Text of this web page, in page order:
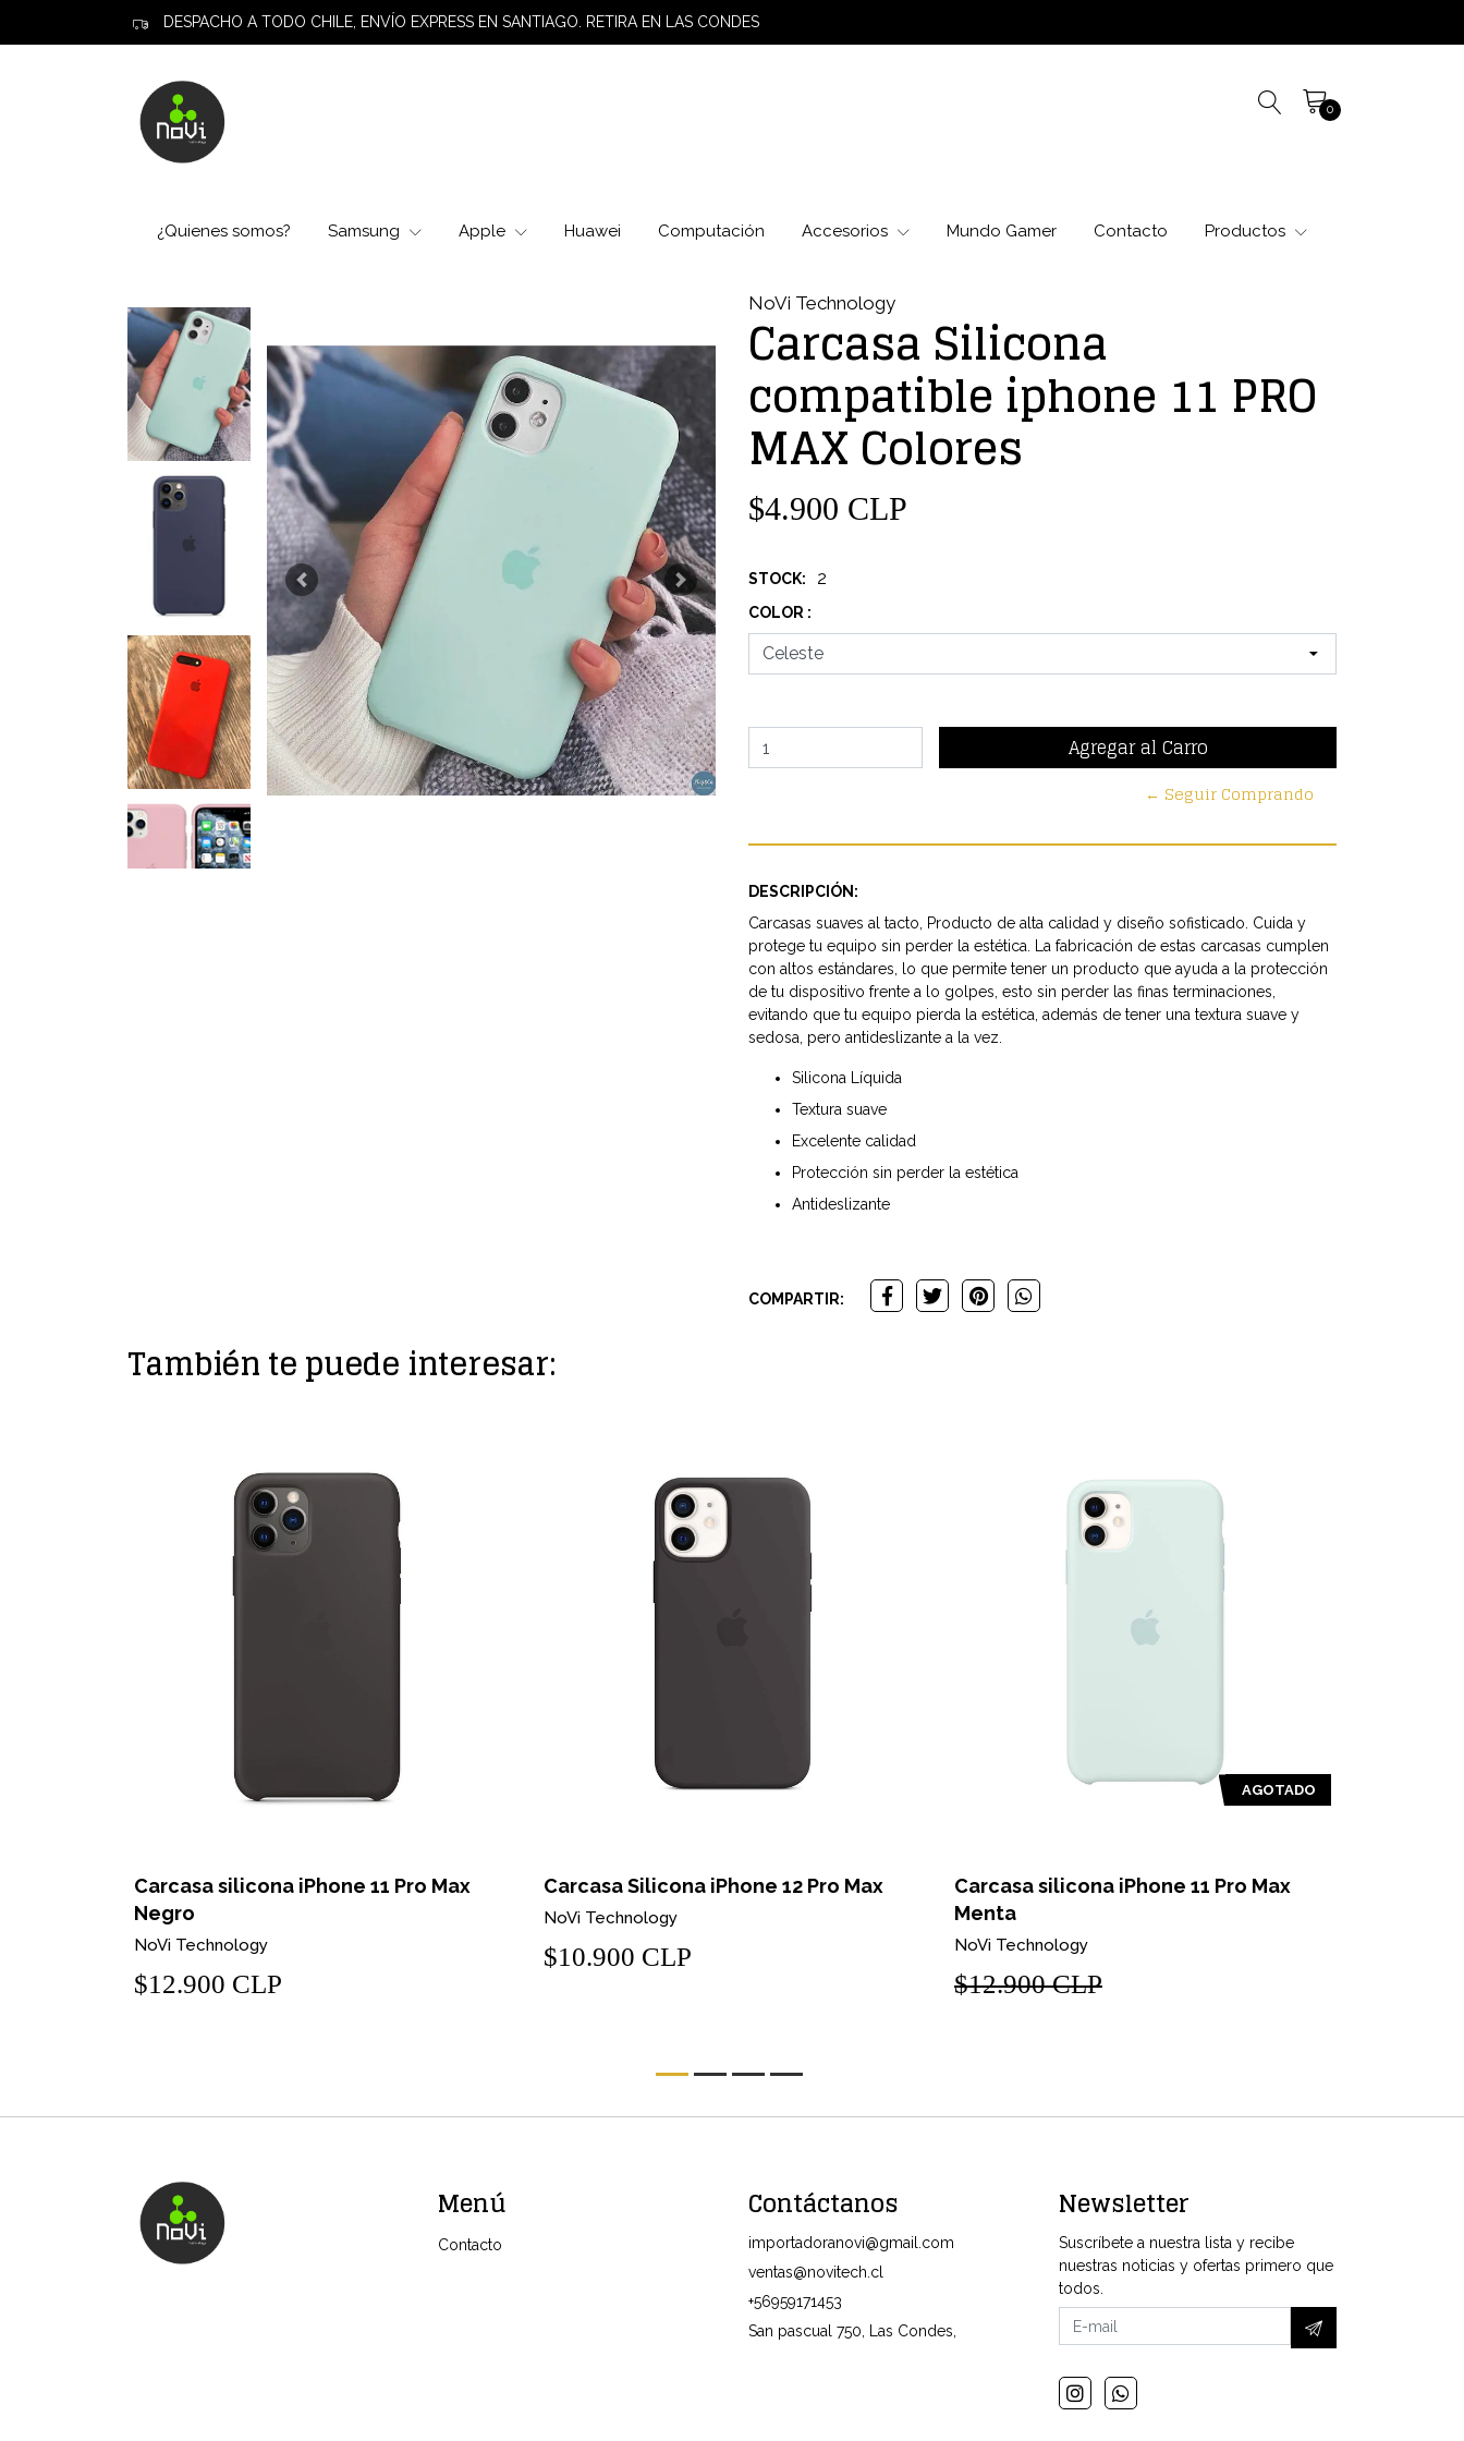
DESPACHO A TODO CHILE, ENVÍO EXPRESS EN SANTIAGO. RETIRA EN LAS CONDES
0
¿Quienes somos? Samsung Apple Huawei Computación Accesorios Mundo Gamer Contacto Productos
Previous Next
NoVi Technology
Carcasa Silicona
compatible iphone 11 PRO
MAX Colores
$4.900 CLP
STOCK: 2
COLOR :
← Seguir Comprando
DESCRIPCIÓN:
Carcasas suaves al tacto, Producto de alta calidad y diseño sofisticado. Cuida y
protege tu equipo sin perder la estética. La fabricación de estas carcasas cumplen
con altos estándares, lo que permite tener un producto que ayuda a la protección
de tu dispositivo frente a lo golpes, esto sin perder las finas terminaciones,
evitando que tu equipo pierda la estética, además de tener una textura suave y
sedosa, pero antideslizante a la vez.
Silicona Líquida
Textura suave
Excelente calidad
Protección sin perder la estética
Antideslizante
COMPARTIR:
También te puede interesar:
Carcasa silicona iPhone 11 Pro Max
Negro
NoVi Technology
$12.900 CLP
Carcasa Silicona iPhone 12 Pro Max
NoVi Technology
$10.900 CLP
AGOTADO
Carcasa silicona iPhone 11 Pro Max
Menta
NoVi Technology
$12.900 CLP
Menú
Contacto
Contáctanos
importadoranovi@gmail.com
ventas@novitech.cl
+56959171453
San pascual 750, Las Condes,
Newsletter
Suscríbete a nuestra lista y recibe
nuestras noticias y ofertas primero que
todos.